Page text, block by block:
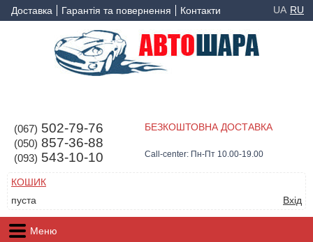
Доставка Гарантія та повернення Контакти UA RU
(067) 502-79-76
(050) 857-36-88
(093) 543-10-10
БЕЗКОШТОВНА ДОСТАВКА
Call-center: Пн-Пт 10.00-19.00
КОШИК
пуста
Вхід
Меню